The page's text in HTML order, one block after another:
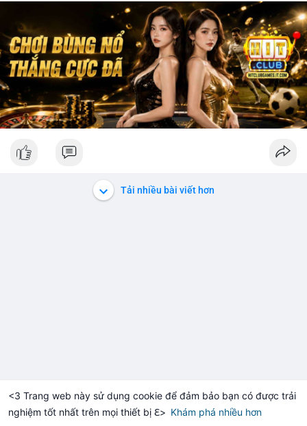
<3 Trang web này sử dụng cookie để đảm bảo bạn có được trải
nghiệm tốt nhất trên mọi thiết bị ℇ> Khám phá nhiều hơn
$1,916.73 -0.15% Solana SOL $76.46 +2.11%
Tải nhiều bài viết hơn